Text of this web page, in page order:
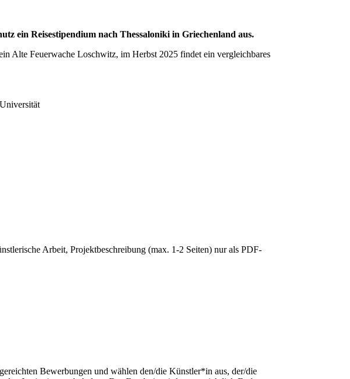
ein Reisestipendium nach Thessaloniki in Griechenland aus.
Alte Feuerwache Loschwitz, im Herbst 2025 findet ein vergleichbares
Arbeit, Projektbeschreibung (max. 1-2 Seiten) nur als PDF-
Bewerbungen und wählen den/die Künstler*in aus, der/die